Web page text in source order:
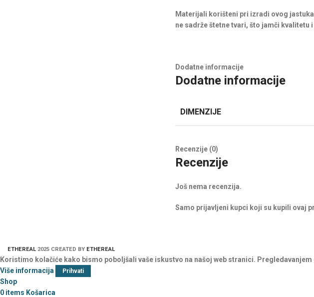
Materijali korišteni pri izradi ovog
ne sadrže štetne tvari, što jamči kvalitetu
Dodatne informacije
Dodatne informacije
DIMENZIJE
Recenzije (0)
Recenzije
Još nema recenzija.
Samo prijavljeni kupci koji su kupili ovaj
ETHEREAL 2025 CREATED BY ETHEREAL
Koristimo kolačiće kako bismo poboljšali vaše iskustvo na našoj web stranici.
Više informacija
Prihvati
Shop
0 items Košarica